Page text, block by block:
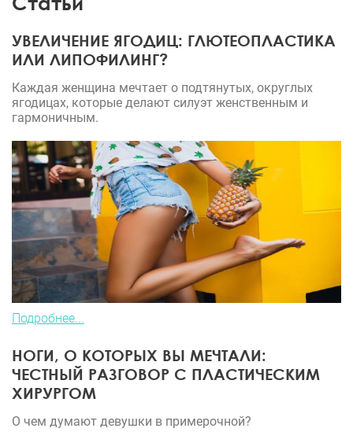
досконально, что помогло выработать своего
дополнительным бонусом к правильной фигуре у
успешного мужчины. Доктору – респект!!!
УВЕЛИЧЕНИЕ ЯГОДИЦ: ГЛЮТЕОПЛАСТИКА
ИЛИ ЛИПОФИЛИНГ?
Каждая женщина мечтает о подтянутых, округлых
ягодицах, которые делают силуэт женственным и
гармоничным.
Подробнее...
НОГИ, О КОТОРЫХ ВЫ МЕЧТАЛИ:
ЧЕСТНЫЙ РАЗГОВОР С ПЛАСТИЧЕСКИМ
ХИРУРГОМ
О чем думают девушки в примерочной?